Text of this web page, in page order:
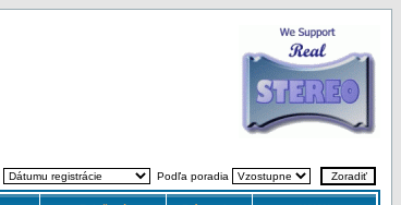
Podľa poradia